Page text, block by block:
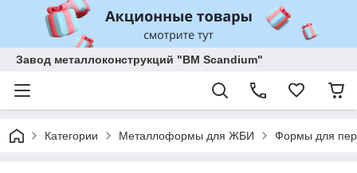
Завод металлоконструкций "BM Scandium"
Категории Металлоформы для ЖБИ Формы для